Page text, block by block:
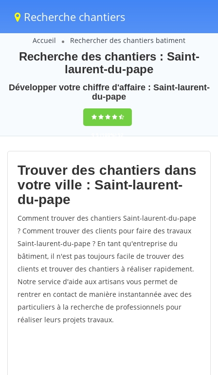
Recherche chantiers
Accueil Rechercher des chantiers batiment
Recherche des chantiers : Saint-
laurent-du-pape
Développer votre chiffre d'affaire : Saint-laurent-
du-pape
9,5(100%)52
votes
Trouver des chantiers dans
votre ville : Saint-laurent-
du-pape
Comment trouver des chantiers Saint-laurent-du-pape
? Comment trouver des clients pour faire des travaux
Saint-laurent-du-pape ? En tant qu'entreprise du
bâtiment, il n'est pas toujours facile de trouver des
clients et trouver des chantiers à réaliser rapidement.
Notre service d'aide aux artisans vous permet de
rentrer en contact de manière instantannée avec des
particuliers à la recherche de professionnels pour
réaliser leurs projets travaux.